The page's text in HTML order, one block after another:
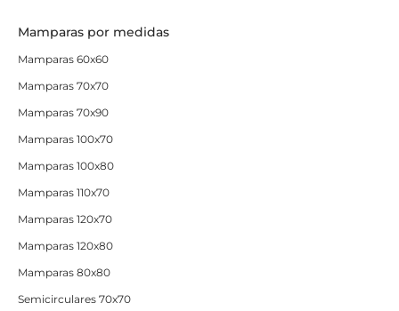
Mamparas por medidas
Mamparas 60x60
Mamparas 70x70
Mamparas 70x90
Mamparas 100x70
Mamparas 100x80
Mamparas 110x70
Mamparas 120x70
Mamparas 120x80
Mamparas 80x80
Semicirculares 70x70